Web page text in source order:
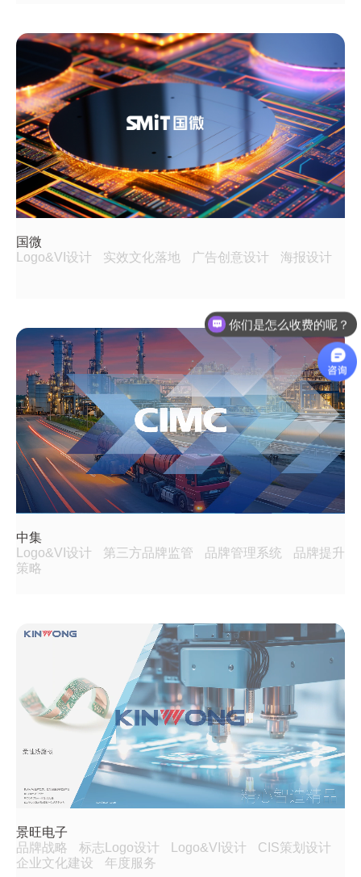
国微
Logo&VI设计
实效文化落地 广告创意设计 海报设计
中集
Logo&VI设计
第三方品牌监管 品牌管理系统
品牌提升
策略
景旺电子
品牌战略
标志Logo设计 Logo&VI设计
CIS策划设计
企业文化建设
年度服务
你们是怎么收费的呢？